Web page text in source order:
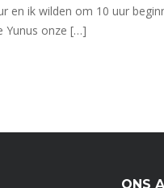
en ik wilden om 10 uur
Yunus onze […]
ONS